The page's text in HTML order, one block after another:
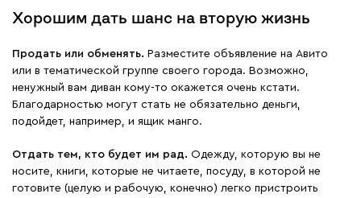
Хорошим дать шанс на вторую жизнь
Продать или обменять. Разместите объявление на Авито
или в тематической группе своего города. Возможно,
ненужный вам диван кому-то окажется очень кстати.
Благодарностью могут стать не обязательно деньги,
подойдет, например, и ящик манго.
Отдать тем, кто будет им рад. Одежду, которую вы не
носите, книги, которые не читаете, посуду, в которой не
готовите (целую и рабочую, конечно) легко пристроить